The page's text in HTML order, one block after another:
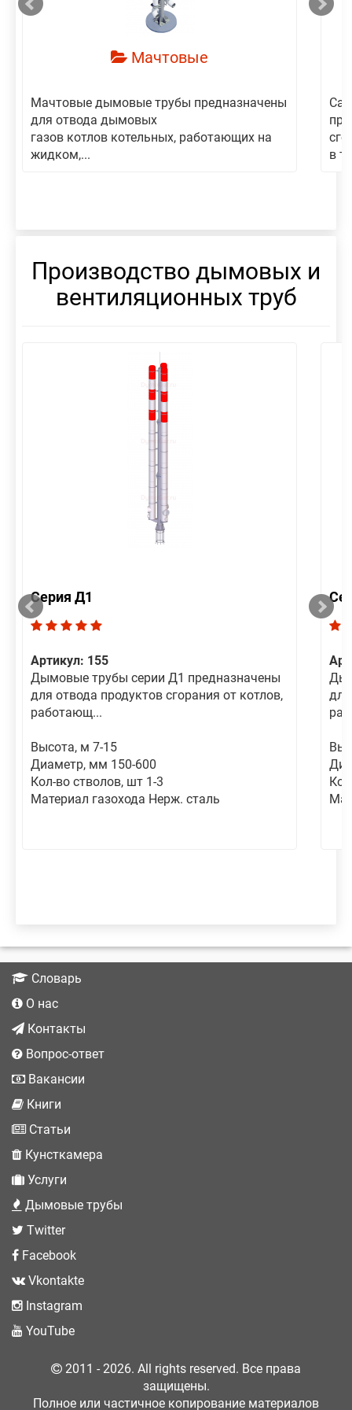
Мачтовые
Мачтовые дымовые трубы предназначены
для отвода дымовых
газов котлов котельных, работающих на
жидком,...
в
Производство дымовых и
вентиляционных труб
Серия Д1
Артикул: 155
Дымовые трубы серии Д1 предназначены
для отвода продуктов сгорания от котлов,
работающ...
Высота, м 7-15
Диаметр, мм 150-600
Кол-во стволов, шт 1-3
Материал газохода Нерж. сталь
Словарь
О нас
Контакты
Вопрос-ответ
Вакансии
Книги
Статьи
Кунсткамера
Услуги
Дымовые трубы
Twitter
Facebook
Vkontakte
Instagram
YouTube
2011 - 2026. All rights reserved. Все права
защищены.
Полное или частичное копирование материалов